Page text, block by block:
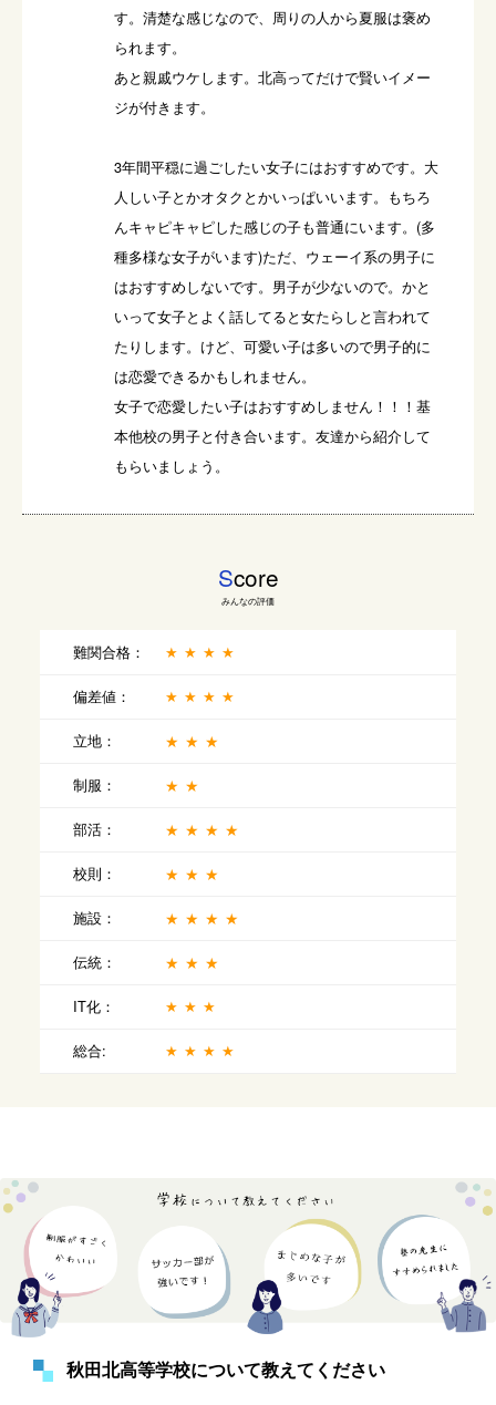
す。清楚な感じなので、周りの人から夏服は褒め
られます。
あと親戚ウケします。北高ってだけで賢いイメー
ジが付きます。
3年間平穏に過ごしたい女子にはおすすめです。大
人しい子とかオタクとかいっぱいいます。もちろ
んキャピキャピした感じの子も普通にいます。(多
種多様な女子がいます)ただ、ウェーイ系の男子に
はおすすめしないです。男子が少ないので。かと
いって女子とよく話してると女たらしと言われて
たりします。けど、可愛い子は多いので男子的に
は恋愛できるかもしれません。
女子で恋愛したい子はおすすめしません！！！基
本他校の男子と付き合います。友達から紹介して
もらいましょう。
Score
みんなの評価
難関合格： ★★★★
偏差値： ★★★★
立地： ★★★
制服： ★★
部活： ★★★★
校則： ★★★
施設： ★★★★
伝統： ★★★
IT化： ★★★
総合: ★★★★
秋田北高等学校について教えてください